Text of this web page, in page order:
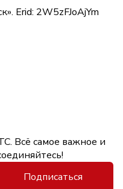
Erid: 2W5zFJoAjYm
Всё самое важное и
Подписаться